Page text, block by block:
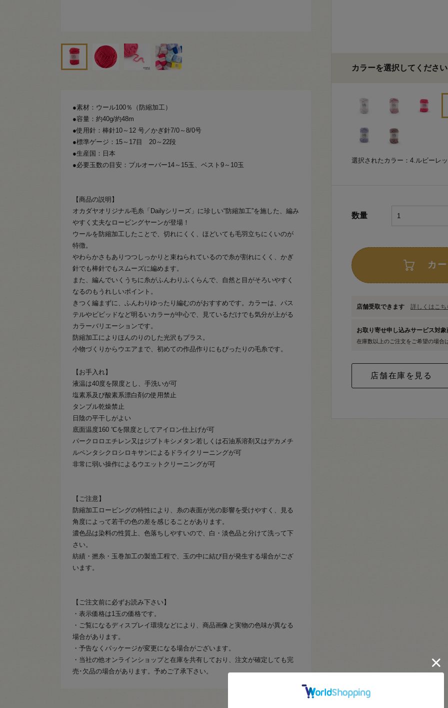
●素材：ウール100％（防縮加工）
●容量：約40g/約48m
●使用針：棒針10～12 号／かぎ針7/0～8/0号
●標準ゲージ：15～17目 20～22段
●生産国：日本
●必要玉数の目安：プルオーバー14～15玉、ベスト9～10玉
【商品の説明】
オカダヤオリジナル毛糸「Dailyシリーズ」に珍しい“防縮加工”を施した、編み
やすく丈夫なロービングヤーンが登場！
ウールを防縮加工したことで、切れにくく、ほどいても毛羽立ちにくいのが
特徴。
やわらかさもありつつしっかりと束ねられているので糸が割れにくく、かぎ
針でも棒針でもスムーズに編めます。
また、編んでいくうちに糸がふんわりふくらんで、自然と目がそろいやすく
なるのもうれしいポイント。
きつく編まずに、ふんわりゆったり編むのがおすすめです。カラーは、パス
テルやビビッドなど明るいカラーが中心で、見ているだけでも気分が上がる
カラーバリエーションです。
防縮加工によりほんのりのした光沢もプラス。
小物づくりからウエアまで、初めての作品作りにもぴったりの毛糸です。
【お手入れ】
液温は40度を限度とし、手洗いが可
塩素系及び酸素系漂白剤の使用禁止
タンブル乾燥禁止
日陰の平干しがよい
底面温度160 ℃を限度としてアイロン仕上げが可
パークロロエチレン又はジブトキシメタン若しくは石油系溶剤又はデカメチ
ルペンタシクロシロキサンによるドライクリーニングが可
非常に弱い操作によるウエットクリーニングが可
【ご注意】
防縮加工ロービングの特性により、糸の表面が光の影響を受けやすく、見る
角度によって若干の色の差を感じることがあります。
濃色品は染料の性質上、色落ちしやすいので、白・淡色品と分けて洗って下
さい。
紡績・撚糸・玉巻加工の製造工程で、玉の中に結び目が発生する場合がござ
います。
【ご注文前に必ずお読み下さい】
・表示価格は1玉の価格です。
・ご覧になるディスプレイ環境などにより、商品画像と実物の色味が異なる
場合があります。
・予告なくパッケージが変更になる場合がございます。
・当社の他オンラインショップと在庫を共有しており、注文が確定しても完
売･欠品の場合があります。予めご了承下さい。
カラーを選択してください
選択されたカラー：4.ルビーレ
数量
カ
店舗受取できます 詳しくはこち
お取り寄せ申し込みサービス対
在庫数以上のご注文をご希望の場合